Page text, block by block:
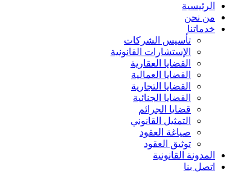
الرئيسية
من نحن
خدماتنا
تأسيس الشركات
الإستشارات القانونية
القضايا العقارية
القضايا العمالية
القضايا التجارية
القضايا الجنائية
قضايا الجرائم
التمثيل القانوني
صياغة العقود
توثيق العقود
المدونة القانونية
اتصل بنا